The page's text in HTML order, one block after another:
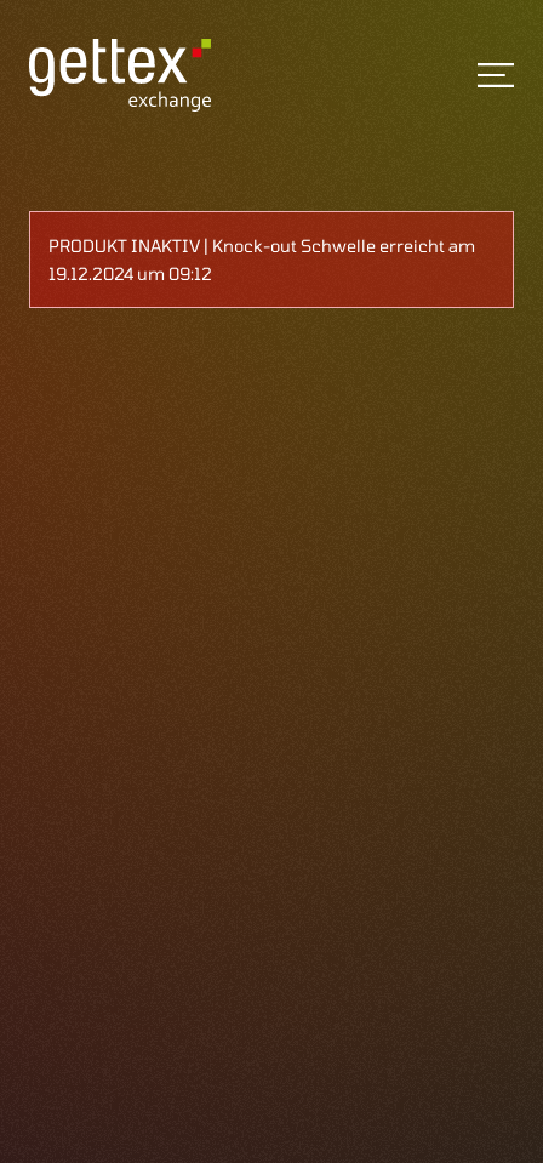
PRODUKT INAKTIV | Knock-out Schwelle erreicht am
19.12.2024 um 09:12